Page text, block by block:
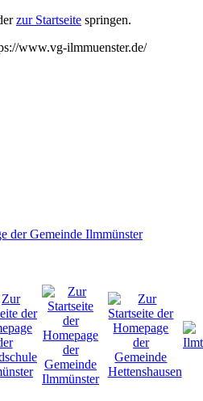
zur Startseite springen.
www.vg-ilmmuenster.de/